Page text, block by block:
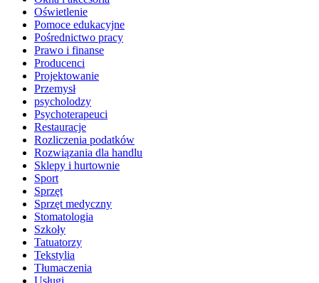
Oświetlenie
Pomoce edukacyjne
Pośrednictwo pracy
Prawo i finanse
Producenci
Projektowanie
Przemysł
psycholodzy
Psychoterapeuci
Restauracje
Rozliczenia podatków
Rozwiązania dla handlu
Sklepy i hurtownie
Sport
Sprzęt
Sprzęt medyczny
Stomatologia
Szkoły
Tatuatorzy
Tekstylia
Tłumaczenia
Usługi